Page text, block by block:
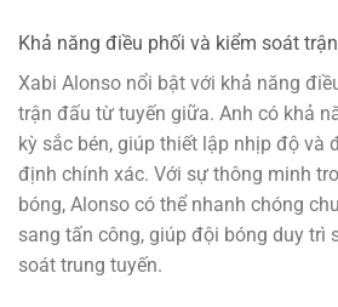
Khả năng điều phối và kiểm soát
Xabi Alonso nổi bật với khả năng
trận đấu từ tuyến giữa. Anh có khả
kỳ sắc bén, giúp thiết lập nhịp độ và
định chính xác. Với sự thông minh
bóng, Alonso có thể nhanh chóng
sang tấn công, giúp đội bóng duy trì
soát trung tuyến.